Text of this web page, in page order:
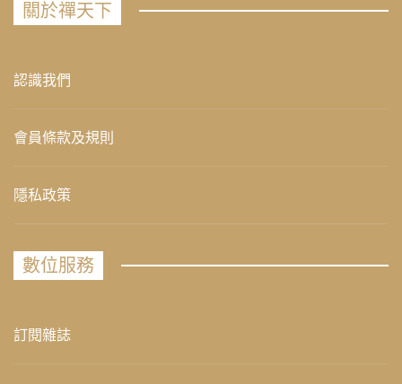
關於禪天下
認識我們
會員條款及規則
隱私政策
數位服務
訂閱雜誌